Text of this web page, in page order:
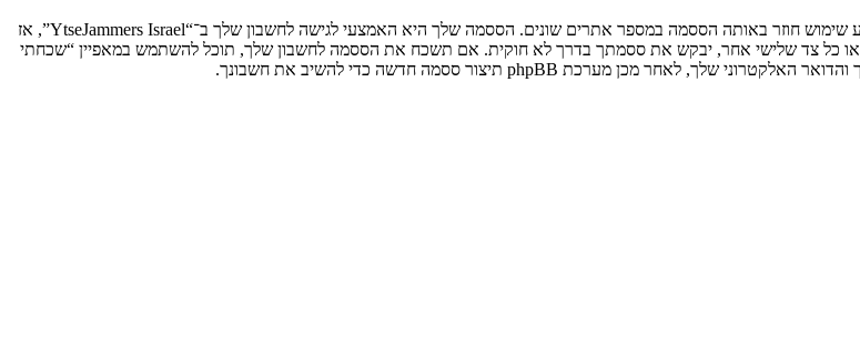
הססמה שלך מוצפנת (הצפנה לכיוון אחד) כך שהיא מאובטחת. עם זאת, מומלץ שאתה לא תבצע שימוש חוזר באותה הססמה במספר אתרים שונים. הססמה שלך היא האמצעי לגישה לחשבון שלך ב־“YtseJammers Israel”, אז
אנא שמור עליה בבטחה ותחת שום מצב שבו מישהו הקשור ל־“YtseJammers Israel”, phpBB או כל צד שלישי אחר, יבקש את ססמתך בדרך לא חוקית. אם תשכח את הססמה לחשבון שלך, תוכל להשתמש במאפיין “שכחתי